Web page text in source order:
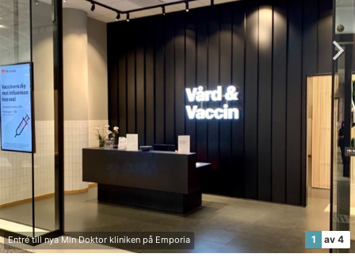
Entré till nya Min Doktor kliniken på Emporia 1 av 4